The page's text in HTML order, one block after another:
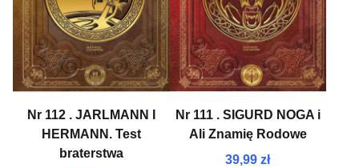
Nr 112 . JARLMANN I
HERMANN. Test
braterstwa
Nr 111 . SIGURD NOGA i
Ali Znamię Rodowe
39,99 zł